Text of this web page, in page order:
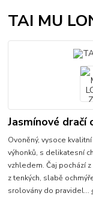
TAI MU
Jasmínové dračí
Ovoněný, vysoce
výhonků, s delikatesní
vzhledem. Čaj pochází
z tenkých, slabě
srolovány do pravidel...